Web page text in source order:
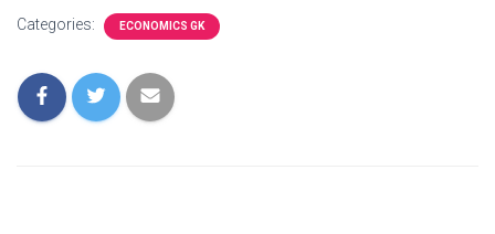
Categories: ECONOMICS GK